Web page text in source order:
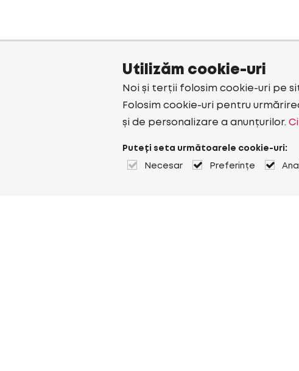
Utilizăm cookie-uri
Noi și terții folosim cookie-uri pe
Folosim cookie-uri pentru
și de personalizare a anunțurilor.
Puteți seta următoarele cookie-uri:
Necesar Preferințe